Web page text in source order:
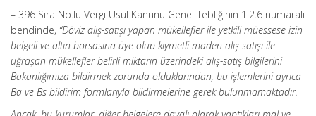
– 396 Sıra No.lu Vergi Usul Kanunu Genel Tebliğinin 1.2.6 numaralı
bendinde, “Döviz alış-satışı yapan mükellefler ile yetkili müessese izin
belgeli ve altın borsasına üye olup kıymetli maden alış-satışı ile
uğraşan mükellefler belirli miktarın üzerindeki alış-satış bilgilerini
Bakanlığımıza bildirmek zorunda olduklarından, bu işlemlerini ayrıca
Ba ve Bs bildirim formlarıyla bildirmelerine gerek bulunmamaktadır.